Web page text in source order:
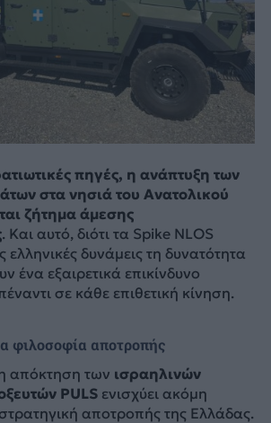
πηγές, η ανάπτυξη των
στα νησιά του Ανατολικού
ζήτημα άμεσης
. Και αυτό, διότι τα Spike NLOS
δυνάμεις τη δυνατότητα
ένα εξαιρετικά επικίνδυνο
σε κάθε επιθετική κίνηση.
φιλοσοφία αποτροπής
η απόκτηση των ισραηλινών
PULSενισχύει ακόμη
αποτροπής της Ελλάδας.